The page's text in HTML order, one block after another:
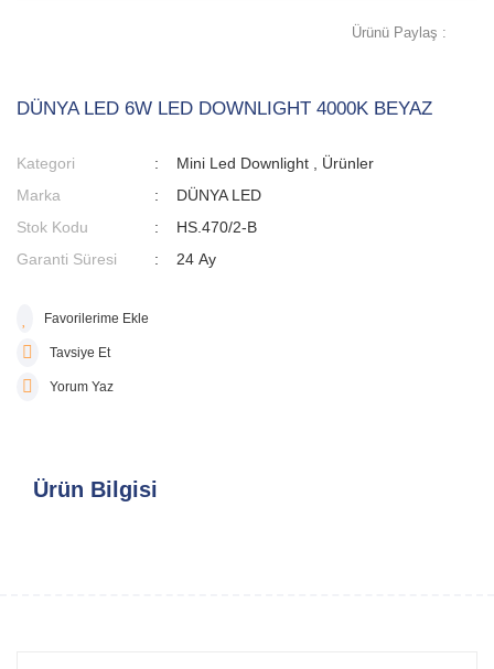
Ürünü Paylaş :
DÜNYA LED 6W LED DOWNLIGHT 4000K BEYAZ
Kategori Mini Led Downlight
Ürünler
Marka
DÜNYA LED
Stok Kodu
HS.470/2-B
Garanti Süresi
24 Ay
Tavsiye Et
Yorum Yaz
Ürün Bilgisi